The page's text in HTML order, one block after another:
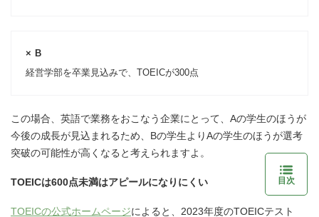
× B
経営学部を卒業見込みで、TOEICが300点
この場合、英語で業務をおこなう企業にとって、Aの学生のほうが
今後の成長が見込まれるため、Bの学生よりAの学生のほうが選考
突破の可能性が高くなると考えられますよ。
TOEICは600点未満はアピールになりにくい
TOEICの公式ホームページによると、2023年度のTOEICテスト
目次